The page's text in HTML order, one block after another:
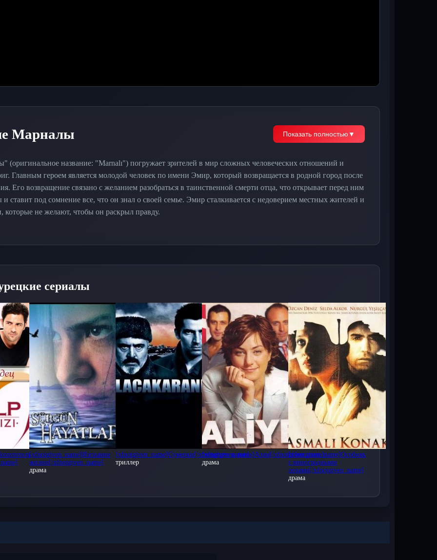
Марналы Показать полностью ▼
(оригинальное название: "Marnalı") погружает зрителей в мир сложных человеческих отношений и
Главным героем является молодой человек по имени Эмир, который возвращается в родной город после
Его возвращение связано с желанием разобраться в таинственной смерти отца, что открывает перед ним
ставит под сомнение все, что он знал о своей семье. Эмир сталкивается с недоверием местных жителей и
которые не желают, чтобы он раскрыл правду.
решающим. Сериал увлекает зрителей в захватывающее путешествие, полное неожиданностей и
кинематографа предлагаем смотреть Марналытурецкий сериал на русском языке, который
бесплатно и в хорошем качестве. Все серии подряд можно смотреть без регистрации на нашем сайте в
HD.
сюжетом и яркими героями турецкого сериала. Оставляйте свои комментарии, делитесь
обсуждайте любимые моменты с другими зрителями!
с русской озвучкой для просмотра на любых устройствах: iOS и Android, iPad, iPhone, а также на
к миллионам зрителей и откройте для себя мир турецких сериалов на нашем сайте!
сериалы
[xfnotgiven_name]Изгнание
жизни[/xfnotgiven_name]
драма
[xfnotgiven_name]Сумерки[/xfnotgiven_name]
триллер
[xfnotgiven_name]Aлия[/xfnotgiven_name]
драма
[xfnotgiven_name]Особняк
с виноградными
лозами[/xfnotgiven_name]
драма